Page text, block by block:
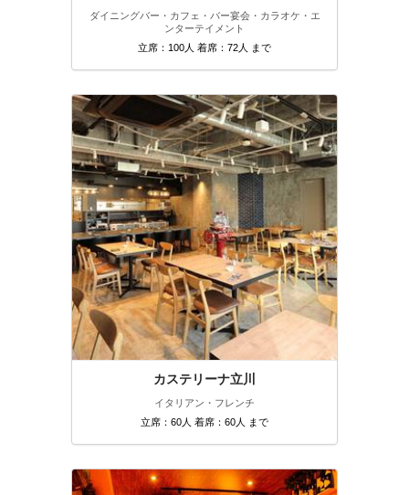
ダイニングバー・カフェ・バー宴会・カラオケ・エ
ンターテイメント
立席：100人 着席：72人 まで
カステリーナ立川
イタリアン・フレンチ
立席：60人 着席：60人 まで